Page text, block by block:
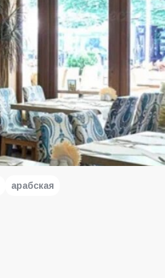
арабская